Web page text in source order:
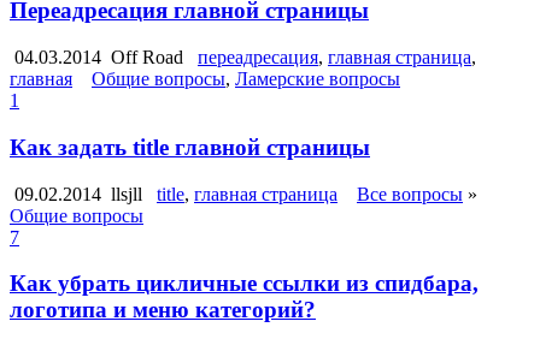
Переадресация главной страницы
04.03.2014 Off Road переадресация, главная страница,
главная
Общие вопросы, Ламерские вопросы
1
Как задать title главной страницы
09.02.2014 llsjll title, главная страница Все вопросы »
Общие вопросы
7
Как убрать цикличные ссылки из спидбара,
логотипа и меню категорий?